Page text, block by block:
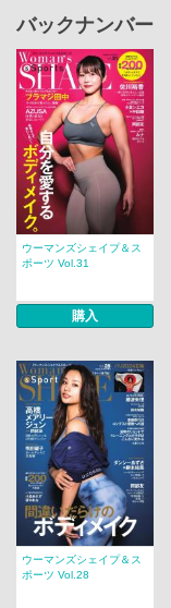
バックナンバー
ウーマンズシェイプ＆ス
ポーツ Vol.31
購入
ウーマンズシェイプ＆ス
ポーツ Vol.28